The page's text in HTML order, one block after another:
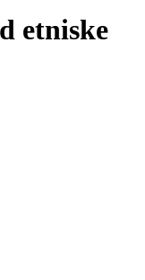
etniske